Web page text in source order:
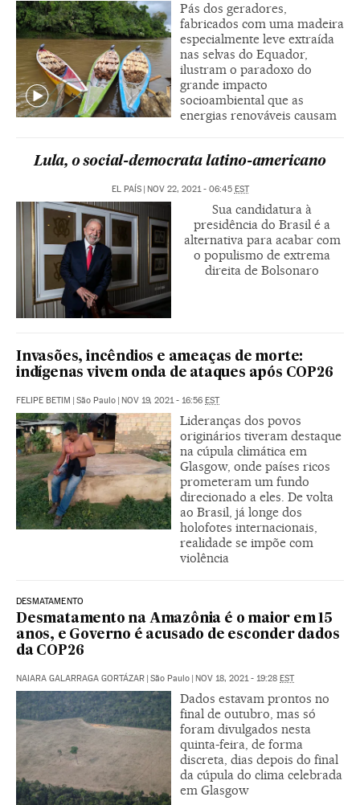
Pás dos geradores,
fabricados com uma madeira
especialmente leve extraída
nas selvas do Equador,
ilustram o paradoxo do
grande impacto
socioambiental que as
energias renováveis causam
Lula, o social-democrata latino-americano
EL PAÍS | NOV 22, 2021 - 06:45 EST
Sua candidatura à
presidência do Brasil é a
alternativa para acabar com
o populismo de extrema
direita de Bolsonaro
Invasões, incêndios e ameaças de morte:
indígenas vivem onda de ataques após COP26
FELIPE BETIM | São Paulo | NOV 19, 2021 - 16:56 EST
Lideranças dos povos
originários tiveram destaque
na cúpula climática em
Glasgow, onde países ricos
prometeram um fundo
direcionado a eles. De volta
ao Brasil, já longe dos
holofotes internacionais,
realidade se impõe com
violência
DESMATAMENTO
Desmatamento na Amazônia é o maior em 15
anos, e Governo é acusado de esconder dados
da COP26
NAIARA GALARRAGA GORTÁZAR | São Paulo | NOV 18, 2021 - 19:28 EST
Dados estavam prontos no
final de outubro, mas só
foram divulgados nesta
quinta-feira, de forma
discreta, dias depois do final
da cúpula do clima celebrada
em Glasgow